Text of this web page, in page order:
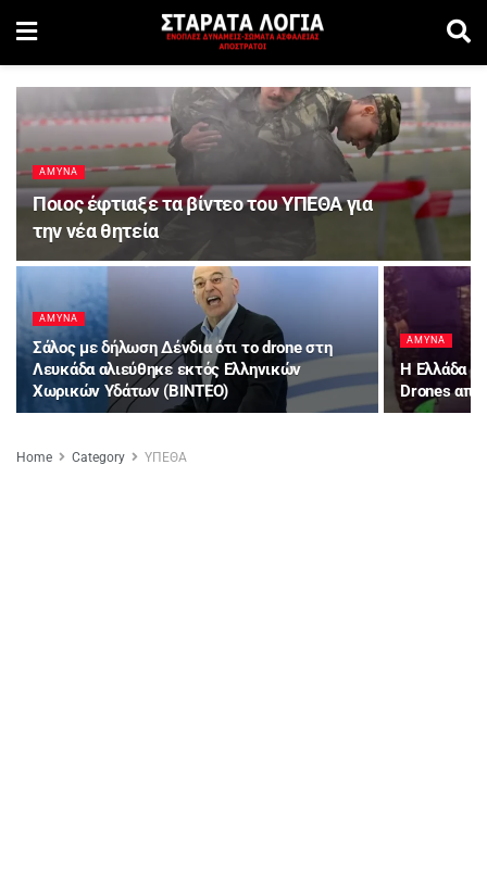
ΑΜΥΝΑ
Ποιος έφτιαξε τα βίντεο του ΥΠΕΘΑ για
την νέα θητεία
ΑΜΥΝΑ
Σάλος με δήλωση Δένδια ότι το drone στη
Λευκάδα αλιεύθηκε εκτός Ελληνικών
Χωρικών Υδάτων (ΒΙΝΤΕΟ)
ΑΜΥΝΑ
Η Ελλάδα
Drones από
Home Category ΥΠΕΘΑ